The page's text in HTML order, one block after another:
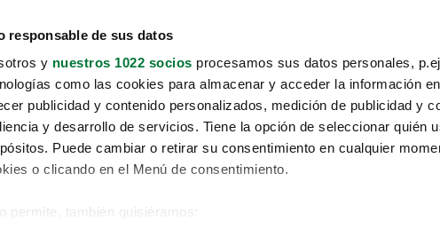
responsable de sus datos
y nuestros 1022 socios procesamos sus datos personales,
como las cookies para almacenar y acceder la información
publicidad y contenido personalizados, medición de publicidad y
y desarrollo de servicios. Tiene la opción de seleccionar quién
Puede cambiar o retirar su consentimiento en cualquier
o clicando en el Menú de consentimiento.
permite, también quisiéramos: